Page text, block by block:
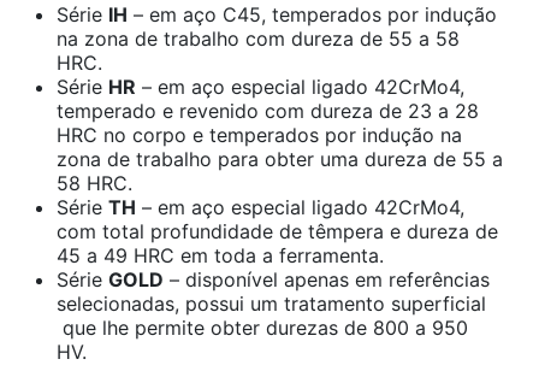
Série IH – em aço C45, temperados por indução
na zona de trabalho com dureza de 55 a 58
HRC.
Série HR – em aço especial ligado 42CrMo4,
temperado e revenido com dureza de 23 a 28
HRC no corpo e temperados por indução na
zona de trabalho para obter uma dureza de 55 a
58 HRC.
Série TH – em aço especial ligado 42CrMo4,
com total profundidade de têmpera e dureza de
45 a 49 HRC em toda a ferramenta.
Série GOLD – disponível apenas em referências
selecionadas, possui um tratamento superficial
que lhe permite obter durezas de 800 a 950
HV.